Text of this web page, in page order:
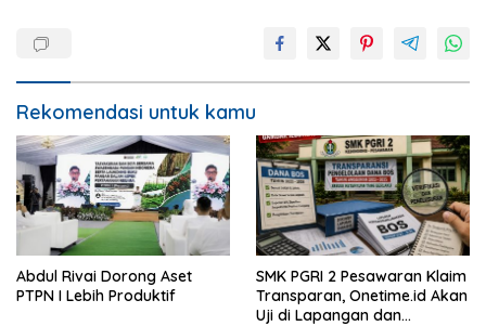
Rekomendasi untuk kamu
Abdul Rivai Dorong Aset
PTPN I Lebih Produktif
SMK PGRI 2 Pesawaran Klaim
Transparan, Onetime.id Akan
Uji di Lapangan dan